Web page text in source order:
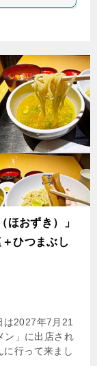
ほおずき）」
ひつまぶし
2027年7月21
ン」に出店され
に行って来まし